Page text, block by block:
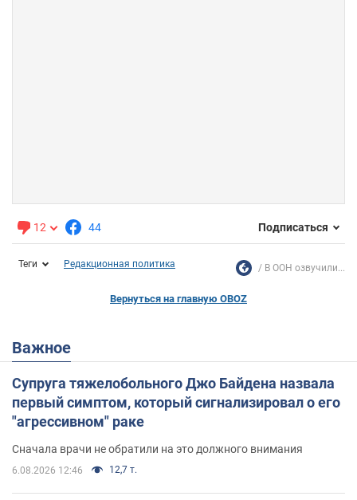
12 44 Подписаться
Теги Редакционная политика В ООН озвучили...
Вернуться на главную OBOZ
Важное
Супруга тяжелобольного Джо Байдена назвала
первый симптом, который сигнализировал о его
"агрессивном" раке
Сначала врачи не обратили на это должного внимания
6.08.2026 12:46 12,7 т.